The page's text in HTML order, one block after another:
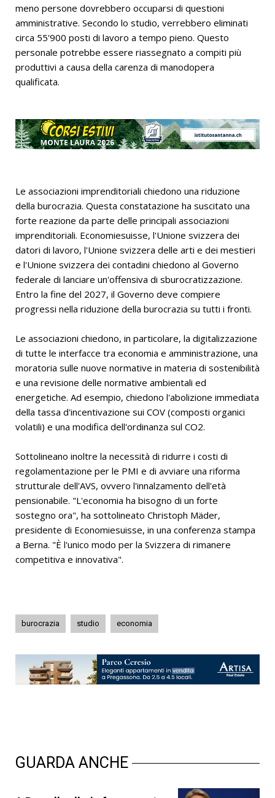
meno persone dovrebbero occuparsi di questioni
amministrative. Secondo lo studio, verrebbero eliminati
circa 55'900 posti di lavoro a tempo pieno. Questo
personale potrebbe essere riassegnato a compiti più
produttivi a causa della carenza di manodopera
qualificata.
Le associazioni imprenditoriali chiedono una riduzione
della burocrazia. Questa constatazione ha suscitato una
forte reazione da parte delle principali associazioni
imprenditoriali. Economiesuisse, l'Unione svizzera dei
datori di lavoro, l'Unione svizzera delle arti e dei mestieri
e l'Unione svizzera dei contadini chiedono al Governo
federale di lanciare un'offensiva di sburocratizzazione.
Entro la fine del 2027, il Governo deve compiere
progressi nella riduzione della burocrazia su tutti i fronti.
Le associazioni chiedono, in particolare, la digitalizzazione
di tutte le interfacce tra economia e amministrazione, una
moratoria sulle nuove normative in materia di sostenibilità
e una revisione delle normative ambientali ed
energetiche. Ad esempio, chiedono l'abolizione immediata
della tassa d'incentivazione sui COV (composti organici
volatili) e una modifica dell'ordinanza sul CO2.
Sottolineano inoltre la necessità di ridurre i costi di
regolamentazione per le PMI e di avviare una riforma
strutturale dell'AVS, ovvero l'innalzamento dell'età
pensionabile. "L'economia ha bisogno di un forte
sostegno ora", ha sottolineato Christoph Mäder,
presidente di Economiesuisse, in una conferenza stampa
a Berna. "È l'unico modo per la Svizzera di rimanere
competitiva e innovativa".
burocrazia studio economia
GUARDA ANCHE